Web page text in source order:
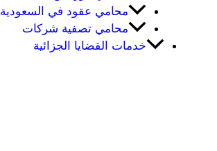
محامي عقود في السعودية
محامي تصفية شركات
خدمات القضايا الجزائية